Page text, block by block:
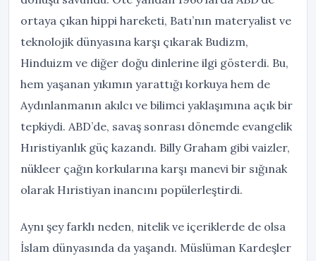
ortaya çıkan hippi hareketi, Batı’nın materyalist ve
teknolojik dünyasına karşı çıkarak Budizm,
Hinduizm ve diğer doğu dinlerine ilgi gösterdi. Bu,
hem yaşanan yıkımın yarattığı korkuya hem de
Aydınlanmanın akılcı ve bilimci yaklaşımına açık bir
tepkiydi. ABD’de, savaş sonrası dönemde evangelik
Hıristiyanlık güç kazandı. Billy Graham gibi vaizler,
nükleer çağın korkularına karşı manevi bir sığınak
olarak Hıristiyan inancını popülerleştirdi.
Aynı şey farklı neden, nitelik ve içeriklerde de olsa
İslam dünyasında da yaşandı. Müslüman Kardeşler